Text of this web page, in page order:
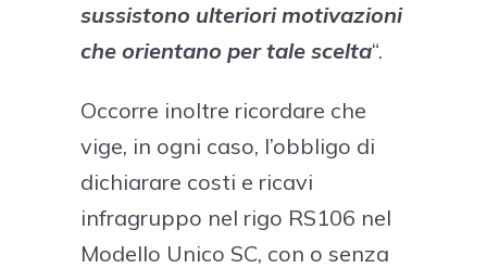
sussistono ulteriori motivazioni
che orientano per tale scelta“.
Occorre inoltre ricordare che
vige, in ogni caso, l’obbligo di
dichiarare costi e ricavi
infragruppo nel rigo RS106 nel
Modello Unico SC, con o senza